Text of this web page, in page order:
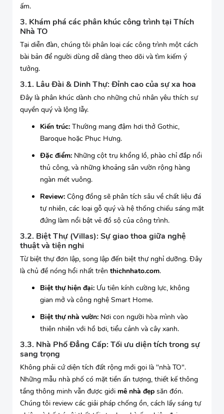
ấm.
3. Khám phá các phân khúc công trình tại Thích
Nhà TO
Tại diễn đàn, chúng tôi phân loại các công trình một cách
bài bản để người dùng dễ dàng theo dõi và tìm kiếm ý
tưởng.
3.1. Lâu Đài & Dinh Thự: Đỉnh cao của sự xa hoa
Đây là phân khúc dành cho những chủ nhân yêu thích sự
quyền quý và lộng lẫy.
Kiến trúc: Thường mang đậm hơi thở Gothic,
Baroque hoặc Phục Hưng.
Đặc điểm: Những cột trụ khổng lồ, phào chỉ đắp nổi
thủ công, và những khoảng sân vườn rộng hàng
ngàn mét vuông.
Review: Cộng đồng sẽ phân tích sâu về chất liệu đá
tự nhiên, các loại gỗ quý và hệ thống chiếu sáng mặt
đứng làm nổi bật vẻ đồ sộ của công trình.
3.2. Biệt Thự (Villas): Sự giao thoa giữa nghệ
thuật và tiện nghi
Từ biệt thự đơn lập, song lập đến biệt thự nghỉ dưỡng. Đây
là chủ đề nóng hổi nhất trên thichnhato.com.
Biệt thự hiện đại: Ưu tiên kính cường lực, không
gian mở và công nghệ Smart Home.
Biệt thự nhà vườn: Nơi con người hòa mình vào
thiên nhiên với hồ bơi, tiểu cảnh và cây xanh.
3.3. Nhà Phố Đẳng Cấp: Tối ưu diện tích trong sự
sang trọng
Không phải cứ diện tích đất rộng mới gọi là "nhà TO".
Những mẫu nhà phố có mặt tiền ấn tượng, thiết kế thông
tầng thông minh vẫn được giới mê nhà đẹp săn đón.
Chúng tôi review các giải pháp chống ồn, cách lấy sáng tự